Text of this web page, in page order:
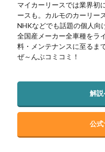
マイカーリースでは業界初
ースも。カルモのカーリー
NHKなどでも話題の個人向
全国産メーカー全車種をラ
料・メンテナンスに至るま
ぜ～んぶコミコミ！
解
公